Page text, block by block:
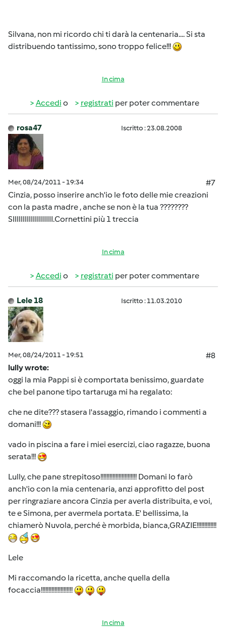
Silvana, non mi ricordo chi ti darà la centenaria.... Si sta
distribuendo tantissimo, sono troppo felice!!!
In cima
Accedi o registrati per poter commentare
rosa47 Iscritto : 23.08.2008
Mer, 08/24/2011 - 19:34
#7
Cinzia, posso inserire anch'io le foto delle mie creazioni
con la pasta madre , anche se non è la tua ????????
SIIIIIIIIIIIIIIIIIIII.Cornettini più 1 treccia
In cima
Accedi o registrati per poter commentare
Lele 18 Iscritto : 11.03.2010
Mer, 08/24/2011 - 19:51
#8
lully wrote:
oggi la mia Pappi si è comportata benissimo, guardate
che bel panone tipo tartaruga mi ha regalato:
che ne dite??? stasera l'assaggio, rimando i commenti a
domani!!!
vado in piscina a fare i miei esercizi, ciao ragazze, buona
serata!!!
Lully, che pane strepitoso!!!!!!!!!!!!!!!!!!!!!!!! Domani lo farò
anch'io con la mia centenaria, anzi approfitto del post
per ringraziare ancora Cinzia per averla distribuita, e voi,
te e Simona, per avermela portata. E' bellissima, la
chiamerò Nuvola, perché è morbida, bianca,GRAZIE!!!!!!!!!!!!!
Lele
Mi raccomando la ricetta, anche quella della
focaccia!!!!!!!!!!!!!!!!!!!!!
In cima